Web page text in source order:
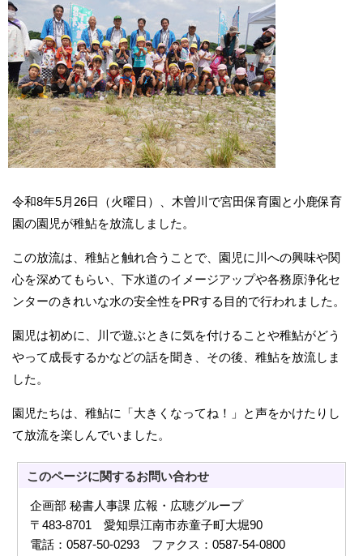
令和8年5月26日（火曜日）、木曽川で宮田保育園と小鹿保育
園の園児が稚鮎を放流しました。
この放流は、稚鮎と触れ合うことで、園児に川への興味や関
心を深めてもらい、下水道のイメージアップや各務原浄化セ
ンターのきれいな水の安全性をPRする目的で行われました。
園児は初めに、川で遊ぶときに気を付けることや稚鮎がどう
やって成長するかなどの話を聞き、その後、稚鮎を放流しま
した。
園児たちは、稚鮎に「大きくなってね！」と声をかけたりし
て放流を楽しんでいました。
このページに関するお問い合わせ
企画部 秘書人事課 広報・広聴グループ
〒483-8701 愛知県江南市赤童子町大堀90
電話：0587-50-0293 ファクス：0587-54-0800